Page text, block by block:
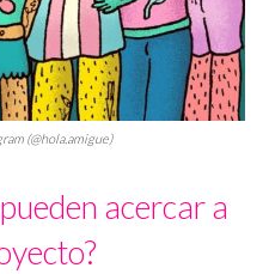
(@hola.amigue)
acercar a